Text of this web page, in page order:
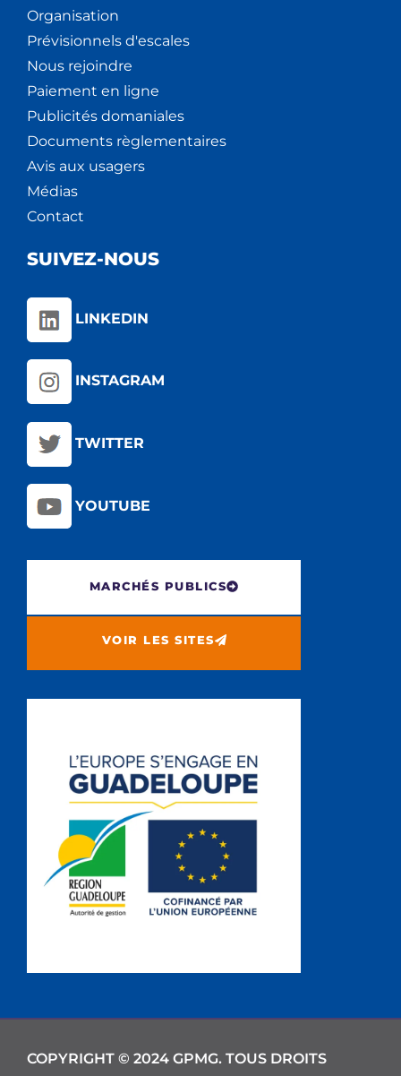
Organisation
Prévisionnels d'escales
Nous rejoindre
Paiement en ligne
Publicités domaniales
Documents règlementaires
Avis aux usagers
Médias
Contact
SUIVEZ-NOUS
LINKEDIN
INSTAGRAM
TWITTER
YOUTUBE
MARCHÉS PUBLICS
VOIR LES SITES
COPYRIGHT © 2024 GPMG. TOUS DROITS